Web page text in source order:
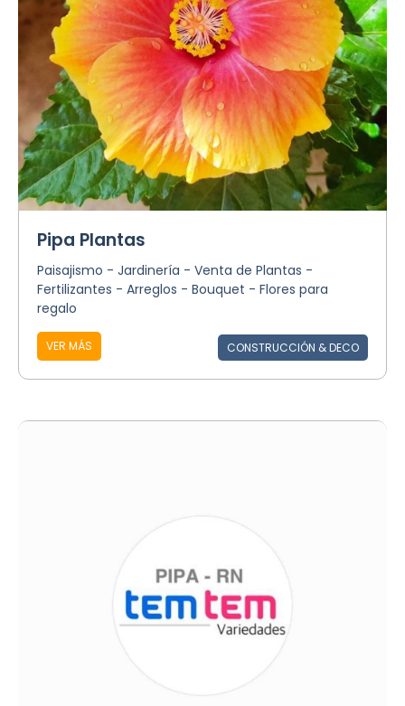
Pipa Plantas
Paisajismo - Jardinería - Venta de Plantas -
Fertilizantes - Arreglos - Bouquet - Flores para
regalo
VER MÁS CONSTRUCCIÓN & DECO